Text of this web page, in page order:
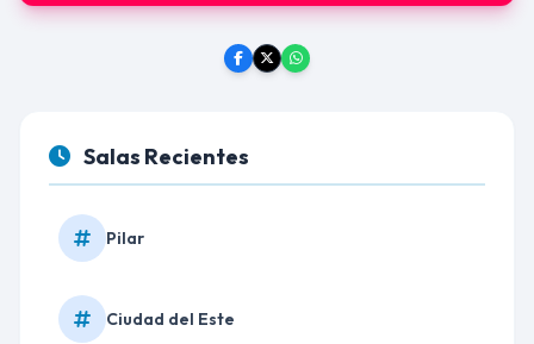
Salas Recientes
Pilar
Ciudad del Este